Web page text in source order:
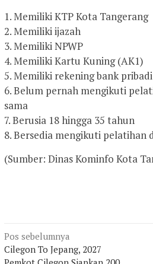
1. Memiliki KTP Kota Tangerang
2. Memiliki ijazah
3. Memiliki NPWP
4. Memiliki Kartu Kuning (AK1)
5. Memiliki rekening bank pribadi
6. Belum pernah mengikuti
sama
7. Berusia 18 hingga 35 tahun
8. Bersedia mengikuti pelatihan
(Sumber: Dinas Kominfo Kota
Navigasi
pos
Pos sebelumnya
Cilegon To Jepang, 2027